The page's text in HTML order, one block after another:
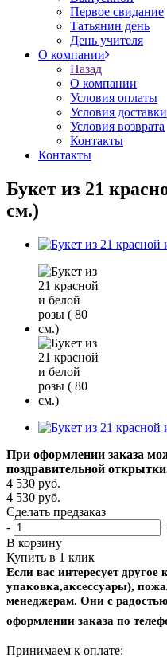
Первое свидание
Татьянин день
День учителя
О компании
Назад
О компании
Условия оплаты
Условия доставки
Условия возврата
Контакты
Контакты
Букет из 21
см.)
При оформлении заказа
поздравительной
4 530 руб.
4 530 руб.
Сделать предзаказ
-
В корзину
Купить в 1 клик
Если вас интересует другое
упаковка,аксессуары),
менеджерам. Они с
оформлении заказа по
Принимаем к оплате: